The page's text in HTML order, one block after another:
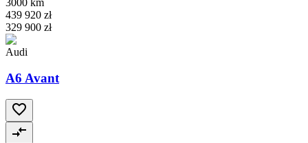
439 920 zł
329 900 zł
Audi
A6 Avant